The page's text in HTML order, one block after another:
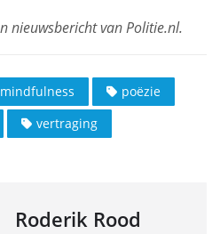
mindfulness
poëzie
vertraging
Roderik Rood